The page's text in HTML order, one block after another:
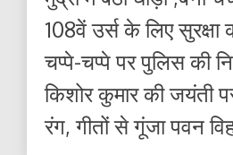
108वें उर्स के लिए सुरक्षा
चप्पे-चप्पे पर पुलिस की
किशोर कुमार की जयंती
रंग, गीतों से गूंजा पवन